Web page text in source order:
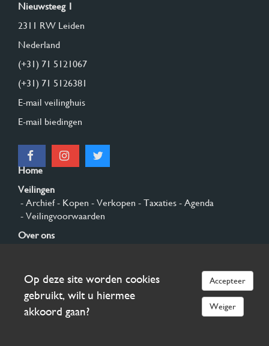
Nieuwsteeg 1
2311 RW Leiden
Nederland
(+31) 71 5121067
(+31) 71 5126381
E-mail veilinghuis
E-mail biedingen
Home
Veilingen
- Archief- Kopen - Verkopen - Taxaties - Agenda
- Veilingvoorwaarden
Over ons
Aanmelden
Op deze site worden cookies
gebruikt, wilt u hiermee
akkoord gaan?
Accepteer
Weiger